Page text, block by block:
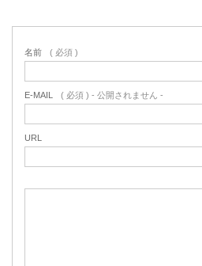
名前 ( 必須 )
E-MAIL ( 必須 ) - 公開されません -
URL